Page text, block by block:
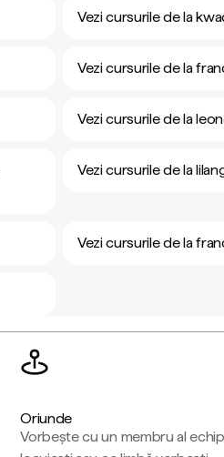
Vezi cursurile de la
Vezi cursurile de la
Vezi cursurile de la
Vezi cursurile de la
Vezi cursurile de la
Oriunde
Vorbește cu un membru al